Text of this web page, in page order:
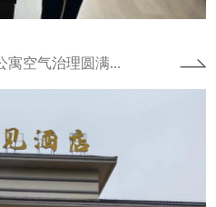
寓空气治理圆满...